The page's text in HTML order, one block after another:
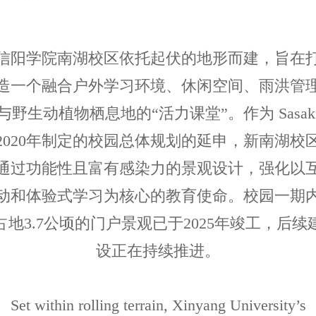
阳学院南湖校区依托起伏的地形而建，旨在
一个融合户外学习环境、休闲空间、雨洪管
野生动植物栖息地的“活力课堂”。作为
年制定的校园总体规划的延申，新南湖校
过功能性且富有感染力的景观设计，强化以
和体验式学习为核心的教育使命。校园一期
地3.7公顷的门户景观已于2025年竣工，后续
设正在持续推进。
Set within rolling terrain, Xinyang University’s